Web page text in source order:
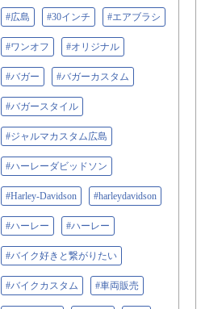
#広島 #30インチ #エアブラシ
#ワンオフ #オリジナル
#バガー #バガーカスタム
#バガースタイル
#ジャルマカスタム広島
#ハーレーダビッドソン
#Harley-Davidson #harleydavidson
#ハーレー #ハーレー
#バイク好きと繋がりたい
#バイクカスタム #車両販売